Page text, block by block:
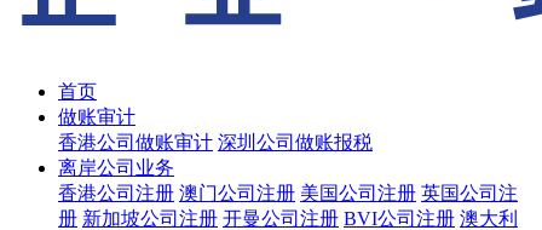
首页
做账审计
香港公司做账审计 深圳公司做账报税
离岸公司业务
香港公司注册 澳门公司注册 美国公司注册 英国公司注
册 新加坡公司注册 开曼公司注册 BVI公司注册 澳大利